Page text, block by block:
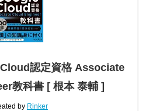
認定資格 Associate
教科書 [ 根本 泰輔 ]
by Rinker